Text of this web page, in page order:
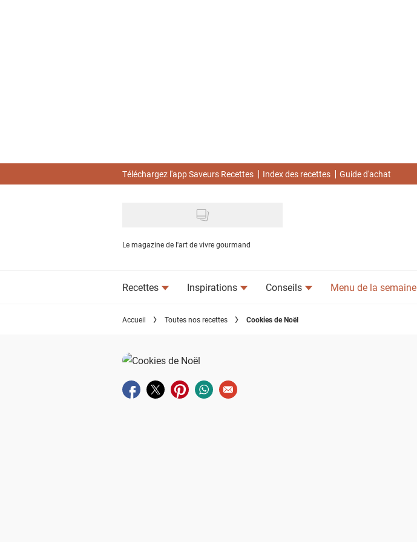
Téléchargez l'app Saveurs Recettes Index des recettes Guide d'achat
Le magazine de l'art de vivre gourmand
Recettes Inspirations Conseils Menu de la semaine
Accueil Toutes nos recettes Cookies de Noël
Partager sur facebook
Partager sur twitter
Partager sur pinterest
Partager sur whatsapp
Envoyer à un ami